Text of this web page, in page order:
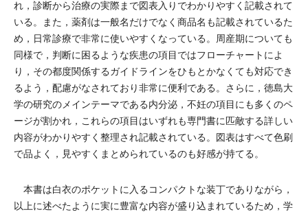
れ，診断から治療の実際まで図表入りでわかりやすく記載されて
いる。また，薬剤は一般名だけでなく商品名も記載されているた
め，日常診療で非常に使いやすくなっている。周産期についても
同様で，判断に困るような疾患の項目ではフローチャートによ
り，その都度関係するガイドラインをひもとかなくても対応でき
るよう，配慮がなされており非常に便利である。さらに，徳島大
学の研究のメインテーマである内分泌，不妊の項目にも多くのペ
ージが割かれ，これらの項目はいずれも専門書に匹敵する詳しい
内容がわかりやすく整理され記載されている。図表はすべて色刷
で品よく，見やすくまとめられているのも好感が持てる。
本書は白衣のポケットに入るコンパクトな装丁でありながら，
以上に述べたように実に豊富な内容が盛り込まれているため，学